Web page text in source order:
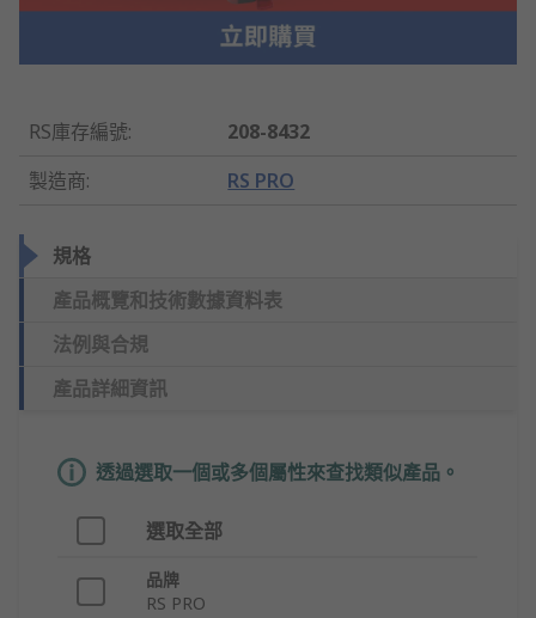
RS庫存編號:
208-8432
製造商: RS PRO
規格
產品概覽和技術數據資料表
法例與合規
產品詳細資訊
透過選取一個或多個屬性來查找類似產品。
選取全部
品牌
RS PRO